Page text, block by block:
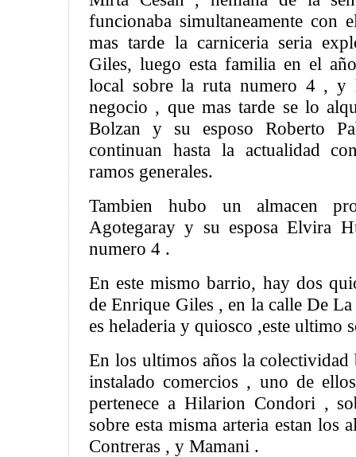
funcionaba simultaneamente con
mas tarde la carniceria seria
Giles, luego esta familia en el
local sobre la ruta numero 4 , y
negocio , que mas tarde se lo
Bolzan y su esposo Roberto
continuan hasta la actualidad
ramos generales.
Tambien hubo un almacen
Agotegaray y su esposa Elvira
numero 4 .
En este mismo barrio, hay dos
de Enrique Giles , en la calle De
es heladeria y quiosco ,este ultimo
En los ultimos años la
instalado comercios , uno de
pertenece a Hilarion Condori ,
sobre esta misma arteria estan los
Contreras , y Mamani .